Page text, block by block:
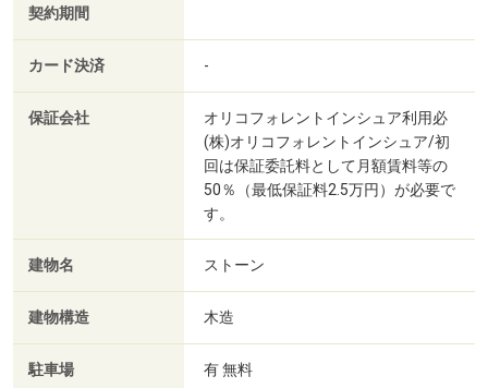
契約期間
カード決済 -
保証会社
オリコフォレントインシュア利用必
(株)オリコフォレントインシュア/初
回は保証委託料として月額賃料等の
50％（最低保証料2.5万円）が必要で
す。
建物名 ストーン
建物構造 木造
駐車場 有 無料